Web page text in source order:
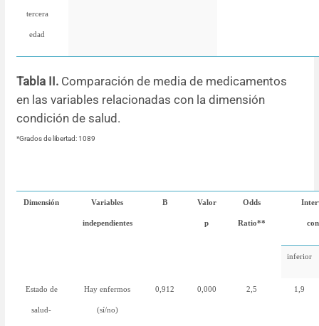
tercera
edad
Tabla II. Comparación de media de medicamentos
en las variables relacionadas con la dimensión
condición de salud.
*Grados de libertad: 1089
Dimensión Variables
independientes
B Valor
p
Odds
Ratio**
inferior
Estado de
salud-
Hay enfermos
(sí/no)
0,912 0,000 2,5 1,9